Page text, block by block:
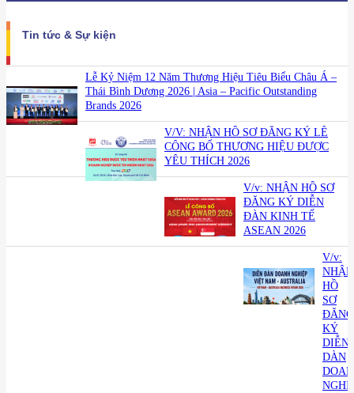
Tin tức & Sự kiện
Lễ Kỷ Niệm 12 Năm Thương Hiệu Tiêu Biểu Châu Á –
Thái Bình Dương 2026 | Asia – Pacific Outstanding
Brands 2026
V/V: NHẬN HỒ SƠ ĐĂNG KÝ LỄ
CÔNG BỐ THƯƠNG HIỆU ĐƯỢC
YÊU THÍCH 2026
V/v: NHẬN HỒ SƠ
ĐĂNG KÝ DIỄN
ĐÀN KINH TẾ
ASEAN 2026
V/v:
NHẬN
HỒ
SƠ
ĐĂNG
KÝ
DIỄN
DÀN